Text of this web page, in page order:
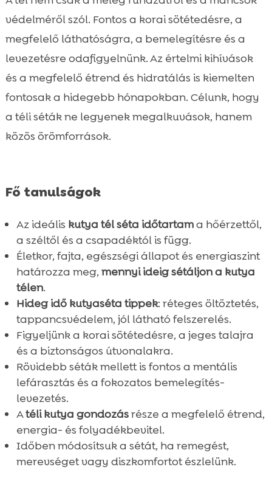

védelméről szól. Fontos a korai sötétedésre, a
megfelelő láthatóságra, a bemelegítésre és a
levezetésre odafigyelnünk. Az értelmi kihívások
és a megfelelő étrend és hidratálás is kiemelten
fontosak a hidegebb hónapokban. Célunk, hogy
a téli séták ne legyenek megalkuvások, hanem
közös örömforrások.
Fő tanulságok
Az ideális kutya tél séta időtartama hőérzettől,
a széltől és a csapadéktól is függ.
Életkor, fajta, egészségi állapot és energiaszint
határozza meg, mennyi ideig sétáljon a kutya
télen.
Hideg idő kutyaséta tippek: réteges öltöztetés,
tappancsvédelem, jól látható felszerelés.
Figyeljünk a korai sötétedésre, a jeges talajra
és a biztonságos útvonalakra.
Rövidebb séták mellett is fontos a mentális
lefárasztás és a fokozatos bemelegítés-
levezetés.
Atéli kutya gondozásrésze a megfelelő étrend,
energia- és folyadékbevitel.
Időben módosítsuk a sétát, ha remegést,
merevséget vagy diszkomfortot észlelünk.